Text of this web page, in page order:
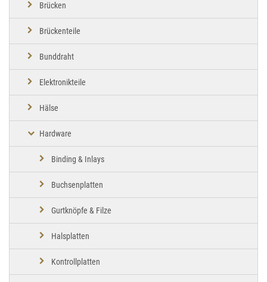
Brücken
Brückenteile
Bunddraht
Elektronikteile
Hälse
Hardware
Binding & Inlays
Buchsenplatten
Gurtknöpfe & Filze
Halsplatten
Kontrollplatten